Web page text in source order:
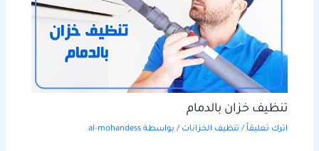
تنظيف خزان بالدمام
اترك تعليقاً / تنظيف الخزانات / بواسطة al-mohandess